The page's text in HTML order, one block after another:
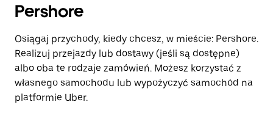
Pershore
Osiągaj przychody, kiedy chcesz, w mieście: Pershore.
Realizuj przejazdy lub dostawy (jeśli są dostępne)
albo oba te rodzaje zamówień. Możesz korzystać z
własnego samochodu lub wypożyczyć samochód na
platformie Uber.